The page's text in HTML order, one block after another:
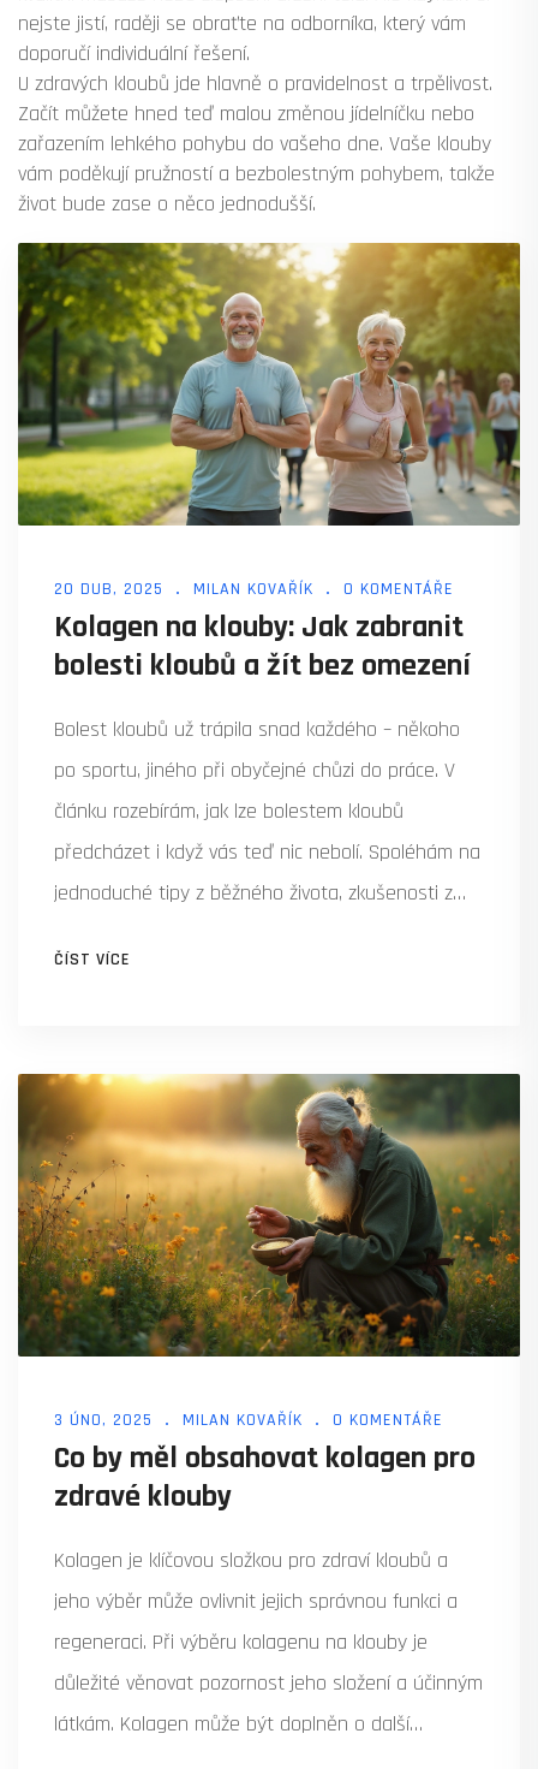
nejste jistí, raději se obraťte na odborníka, který vám
doporučí individuální řešení.
U zdravých kloubů jde hlavně o pravidelnost a trpělivost.
Začít můžete hned teď malou změnou jídelníčku nebo
zařazením lehkého pohybu do vašeho dne. Vaše klouby
vám poděkují pružností a bezbolestným pohybem, takže
život bude zase o něco jednodušší.
20 DUB, 2025 MILAN KOVAŘÍK 0 KOMENTÁŘE
Kolagen na klouby: Jak zabranit
bolesti kloubů a žít bez omezení
Bolest kloubů už trápila snad každého – někoho
po sportu, jiného při obyčejné chůzi do práce. V
článku rozebírám, jak lze bolestem kloubů
předcházet i když vás teď nic nebolí. Spoléhám na
jednoduché tipy z běžného života, zkušenosti z
ČÍST VÍCE
3 ÚNO, 2025 MILAN KOVAŘÍK 0 KOMENTÁŘE
Co by měl obsahovat kolagen pro
zdravé klouby
Kolagen je klíčovou složkou pro zdraví kloubů a
jeho výběr může ovlivnit jejich správnou funkci a
regeneraci. Při výběru kolagenu na klouby je
důležité věnovat pozornost jeho složení a účinným
látkám. Kolagen může být doplněn o další